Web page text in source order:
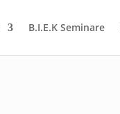
B.I.E.K Seminare